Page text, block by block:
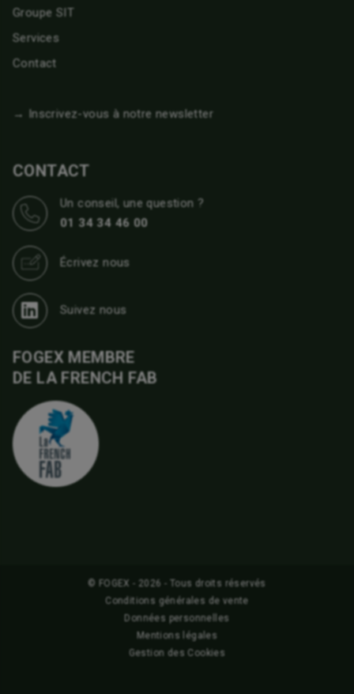
Groupe SIT
Services
Contact
→ Inscrivez-vous à notre newsletter
CONTACT
Un conseil, une question ?
01 34 34 46 00
Écrivez nous
Suivez nous
FOGEX MEMBRE
DE LA FRENCH FAB
© FOGEX - 2026 - Tous droits réservés
Conditions générales de vente
Données personnelles
Mentions légales
Gestion des Cookies